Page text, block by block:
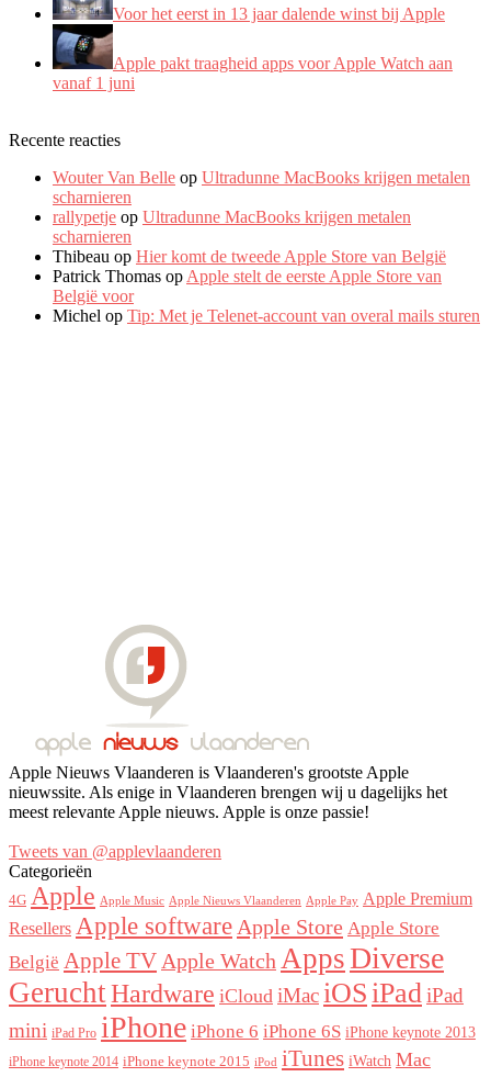
Voor het eerst in 13 jaar dalende winst bij Apple
Apple pakt traagheid apps voor Apple Watch aan
vanaf 1 juni
Recente reacties
Wouter Van Belle op Ultradunne MacBooks krijgen metalen
scharnieren
rallypetje op Ultradunne MacBooks krijgen metalen
scharnieren
Thibeau op Hier komt de tweede Apple Store van België
Patrick Thomas op Apple stelt de eerste Apple Store van
België voor
Michel op Tip: Met je Telenet-account van overal mails sturen
Apple Nieuws Vlaanderen is Vlaanderen's grootste Apple
nieuwssite. Als enige in Vlaanderen brengen wij u dagelijks het
meest relevante Apple nieuws. Apple is onze passie!
Tweets van @applevlaanderen
Categorieën
4G Apple Apple Music Apple Nieuws Vlaanderen Apple Pay Apple Premium
Resellers Apple software Apple Store Apple Store
België Apple TV Apple Watch Apps Diverse
GeruchtHardware iCloud iMac iOSiPadiPad
mini iPad Pro iPhone iPhone 6 iPhone 6S iPhone keynote 2013
iPhone keynote 2014 iPhone keynote 2015 iPod iTunes iWatch Mac